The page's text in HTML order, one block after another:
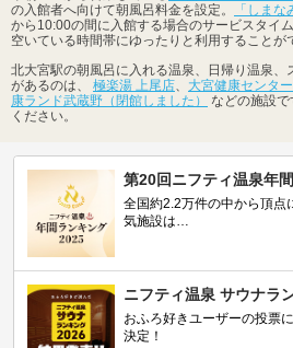
の入館者へ向けて朝風呂料金を設定。
「しまな
から10:00の間に入館する場合のサービスタイ
空いている時間帯にゆったりと利用することが
北大宮駅の朝風呂に入れる温泉、日帰り温泉、
があるのは、 極楽湯 上尾店、 大宮健康センタ
康ランド武蔵野（閉館しました）
などの施設
ください。
第20回ニフティ温泉年
全国約2.2万件の中から頂点
気施設は…
ニフティ温泉 サウナラ
おふろ好きユーザーの投票
決定！